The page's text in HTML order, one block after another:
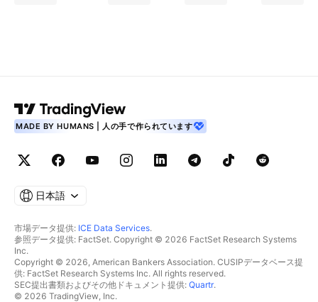
MADE BY HUMANS | 人の手で作られています
日本語
市場データ提供: ICE Data Services.
参照データ提供: FactSet. Copyright © 2026 FactSet Research Systems
Inc.
Copyright © 2026, American Bankers Association. CUSIPデータベース提
供: FactSet Research Systems Inc. All rights reserved.
SEC提出書類およびその他ドキュメント提供: Quartr.
© 2026 TradingView, Inc.